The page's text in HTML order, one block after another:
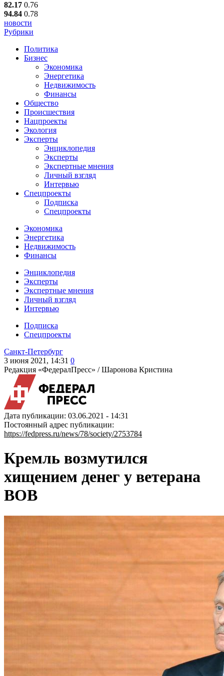
82.17 0.76
94.84 0.78
новости
Рубрики
Политика
Бизнес
Экономика
Энергетика
Недвижимость
Финансы
Общество
Происшествия
Нацпроекты
Экология
Эксперты
Энциклопедия
Эксперты
Экспертные мнения
Личный взгляд
Интервью
Спецпроекты
Подписка
Спецпроекты
Экономика
Энергетика
Недвижимость
Финансы
Энциклопедия
Эксперты
Экспертные мнения
Личный взгляд
Интервью
Подписка
Спецпроекты
Санкт-Петербург
3 июня 2021, 14:31 0
Редакция «ФедералПресс» /Шаронова Кристина
Дата публикации: 03.06.2021 - 14:31
Постоянный адрес публикации:
https://fedpress.ru/news/78/society/2753784
Кремль возмутился
хищением денег у ветерана
ВОВ